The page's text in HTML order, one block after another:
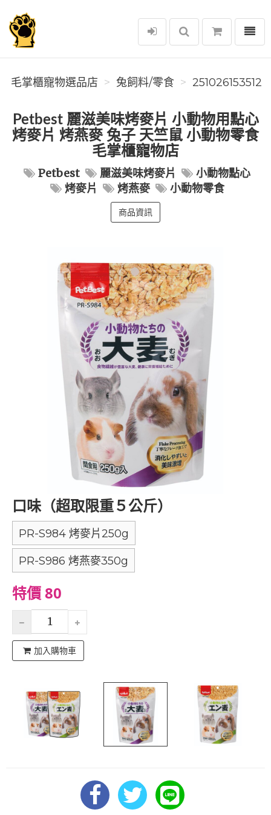
毛掌櫃寵物選品店
選單
毛掌櫃寵物選品店 兔飼料/零食 251026153512
Petbest 麗滋美味烤麥片 小動物用點心
烤麥片 烤燕麥 兔子 天竺鼠 小動物零食
毛掌櫃寵物店
Petbest 麗滋美味烤麥片
小動物點心
烤麥片
烤燕麥 小動物零食
商品資訊
口味（超取限重５公斤）
PR-S984 烤麥片250g
PR-S986 烤燕麥350g
特價 80
加入購物車